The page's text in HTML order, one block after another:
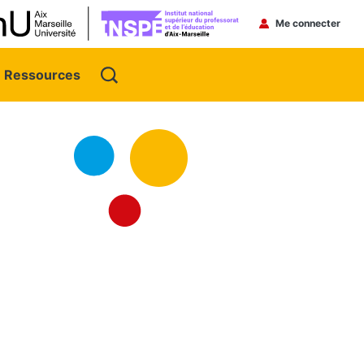
Menu
Me connecter
Ressources